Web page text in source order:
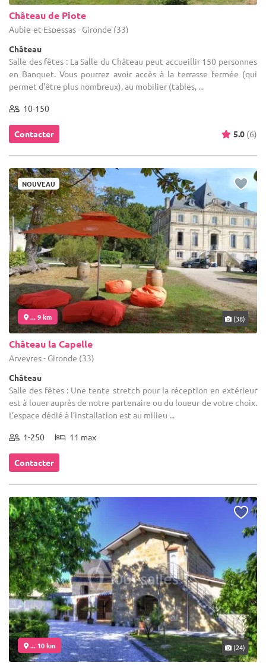
Château de Piote
Aubie-et-Espessas - Gironde (33)
Château
Salle des fêtes : La Salle du Château peut accueillir 150 personnes
en Banquet. Vous pourrez avoir accès à la terrasse fermée (qui
permet d'être plus nombreux), au mobilier (tables, ...
10-150
Contacter 5.0 (6)
NOUVEAU
... 9 km (38)
Château la Capelle
Arveyres - Gironde (33)
Château
Salle des fêtes : Une tente stretch pour la réception en extérieur
est à louer auprès de notre partenaire ou du loueur de votre choix.
L’espace dédié à l’installation est au milieu ...
1-250 11 max
Contacter
... 10 km (24)